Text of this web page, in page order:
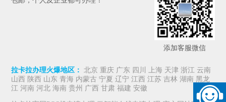
添加客服微信
拉卡拉办理火爆地区： 北京 重庆 广东 四川 上海 天津 浙江 云南
山西 陕西 山东 青海 内蒙古 宁夏 辽宁 江西 江苏 吉林 湖南 黑龙
江 河南 河北 海南 贵州 广西 甘肃 福建 安徽